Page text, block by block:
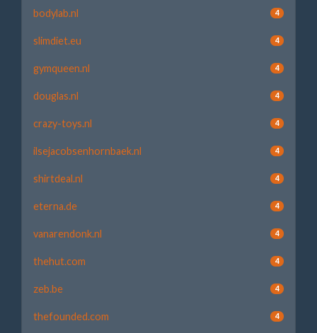
bodylab.nl 4
slimdiet.eu 4
gymqueen.nl 4
douglas.nl 4
crazy-toys.nl 4
ilsejacobsenhornbaek.nl 4
shirtdeal.nl 4
eterna.de 4
vanarendonk.nl 4
thehut.com 4
zeb.be 4
thefounded.com 4